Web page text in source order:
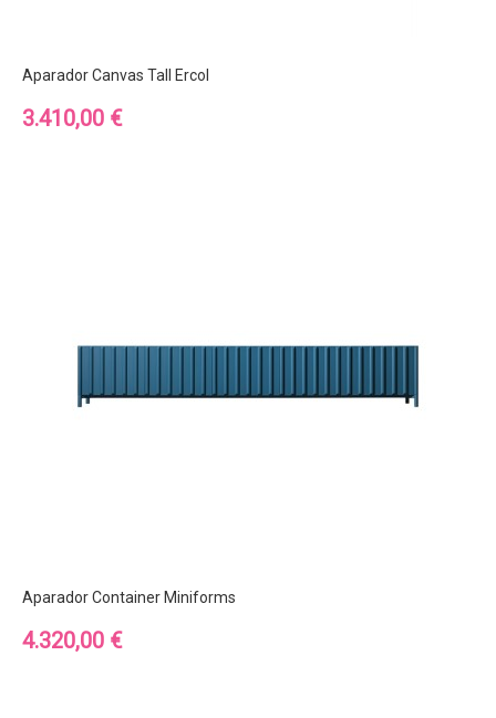
Aparador Canvas Tall Ercol
Precio
3.410,00 €
Aparador Container Miniforms
Precio
4.320,00 €